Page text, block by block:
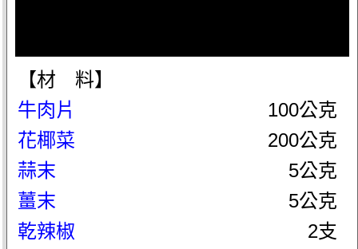
【材 料】
牛肉片
100公克
花椰菜
200公克
蒜末
5公克
薑末
5公克
乾辣椒
2支